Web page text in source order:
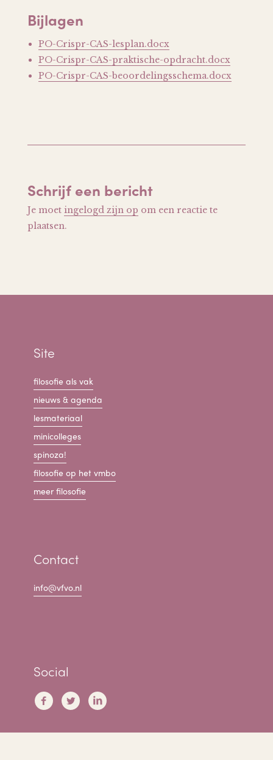
Bijlagen
PO-Crispr-CAS-lesplan.docx
PO-Crispr-CAS-praktische-opdracht.docx
PO-Crispr-CAS-beoordelingsschema.docx
Schrijf een bericht
Je moet ingelogd zijn op om een reactie te
plaatsen.
Site
filosofie als vak
nieuws & agenda
lesmateriaal
minicolleges
spinoza!
filosofie op het vmbo
meer filosofie
Contact
info@vfvo.nl
Social